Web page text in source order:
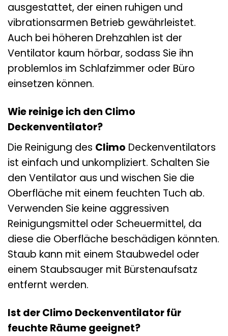
ausgestattet, der einen ruhigen und
vibrationsarmen Betrieb gewährleistet.
Auch bei höheren Drehzahlen ist der
Ventilator kaum hörbar, sodass Sie ihn
problemlos im Schlafzimmer oder Büro
einsetzen können.
Wie reinige ich den Climo
Deckenventilator?
Die Reinigung des Climo Deckenventilators
ist einfach und unkompliziert. Schalten Sie
den Ventilator aus und wischen Sie die
Oberfläche mit einem feuchten Tuch ab.
Verwenden Sie keine aggressiven
Reinigungsmittel oder Scheuermittel, da
diese die Oberfläche beschädigen könnten.
Staub kann mit einem Staubwedel oder
einem Staubsauger mit Bürstenaufsatz
entfernt werden.
Ist der Climo Deckenventilator für
feuchte Räume geeignet?